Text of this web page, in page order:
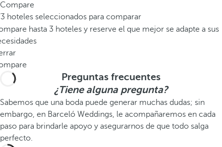
Compare
hoteles seleccionados para comparar
hasta 3 hoteles y reserve el que mejor se adapte a sus
Preguntas frecuentes
¿Tiene alguna pregunta?
Sabemos que una boda puede generar muchas dudas; sin
embargo, en Barceló Weddings, le acompañaremos en cada
paso para brindarle apoyo y asegurarnos de que todo salga
perfecto.